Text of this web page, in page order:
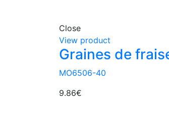
Close
View product
Graines de
MO6506-40
9.86€